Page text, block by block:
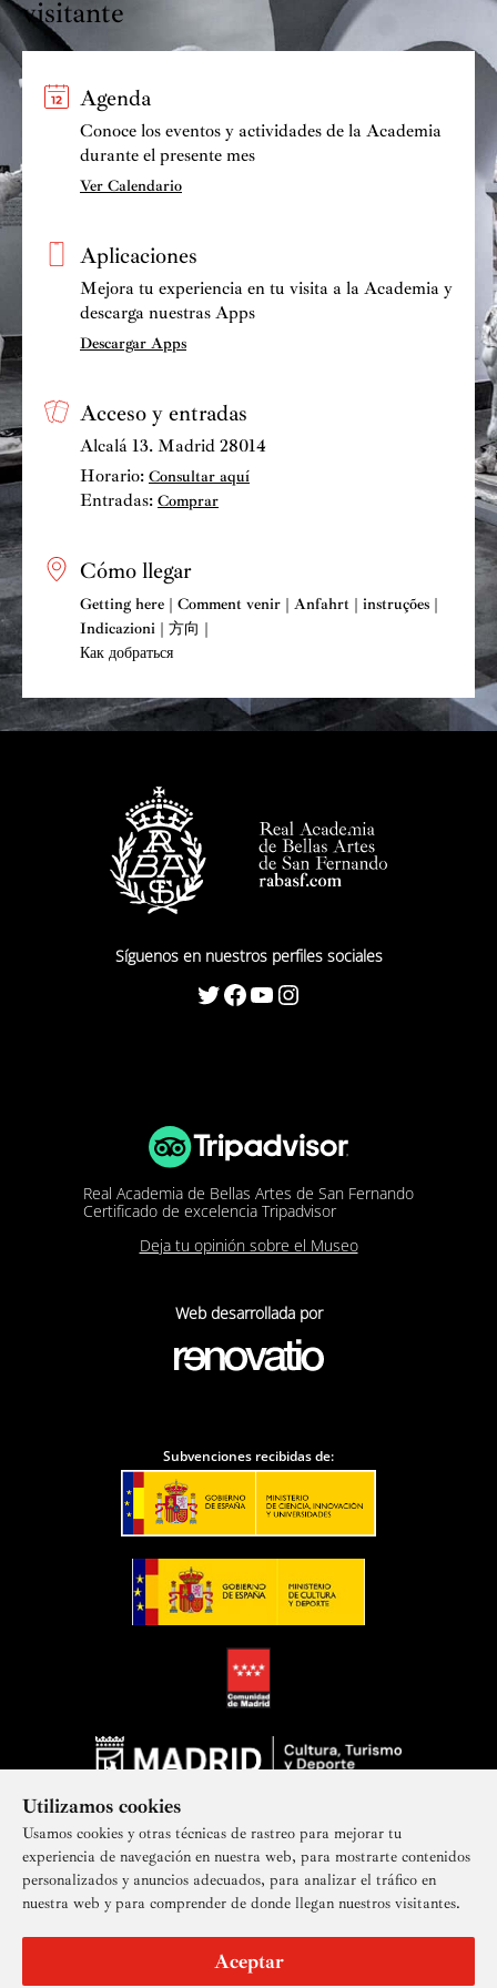
Utilizamos cookies
Usamos cookies y otras técnicas de rastreo para mejorar tu
experiencia de navegación en nuestra web, para mostrarte contenidos
personalizados y anuncios adecuados, para analizar el tráfico en
nuestra web y para comprender de donde llegan nuestros visitantes.
Aceptar
visitante
Agenda
Conoce los eventos y actividades de la Academia
durante el presente mes
Ver Calendario
Aplicaciones
Mejora tu experiencia en tu visita a la Academia y
descarga nuestras Apps
Descargar Apps
Acceso y entradas
Alcalá 13. Madrid 28014
Horario: Consultar aquí
Entradas: Comprar
Cómo llegar
Getting here | Comment venir | Anfahrt | instruções |
Indicazioni | 方向 |
Как добраться
Síguenos en nuestros perfiles sociales
Twitter Facebook YouTube Instagram
Real Academia de Bellas Artes de San Fernando
Certificado de excelencia Tripadvisor
Deja tu opinión sobre el Museo
Web desarrollada por
Subvenciones recibidas de:
Suscríbete a nuestra newsletter